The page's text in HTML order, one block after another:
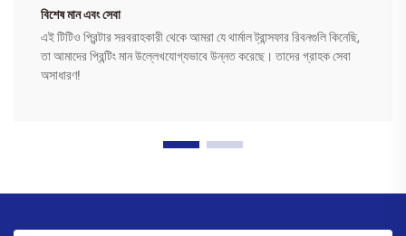
বিশেষ মান এবং সেবা
এই টিটিও প্রিন্টার সরবরাহকারী থেকে আমরা যে থার্মাল ট্রান্সফার রিবনগুলি কিনেছি,
তা আমাদের প্রিন্টিং মান উল্লেখযোগ্যভাবে উন্নত করেছে। তাদের গ্রাহক সেবা
অসাধারণ!